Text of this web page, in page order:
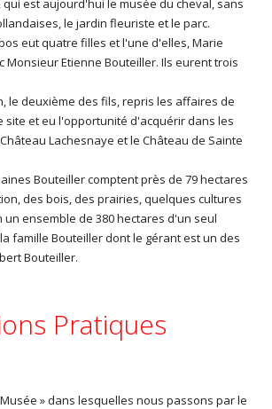
est aujourd'hui le musée du cheval, sans
le jardin fleuriste et le parc.
eut quatre filles et l'une d'elles, Marie
Monsieur Etienne Bouteiller. Ils eurent trois
le deuxième des fils, repris les affaires de
site et eu l'opportunité d'acquérir dans les
Lachesnaye et le Château de Sainte
Bouteiller comptent près de 79 hectares
des bois, des prairies, quelques cultures
un ensemble de 380 hectares d'un seul
famille Bouteiller dont le gérant est un des
Bouteiller.
Pratiques
Musée » dans lesquelles nous passons par le